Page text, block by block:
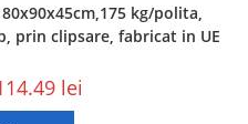
kg/polita,
prin clipsare, fabricat in UE
lei